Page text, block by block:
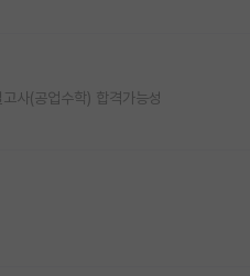
사(공업수학) 합격가능성